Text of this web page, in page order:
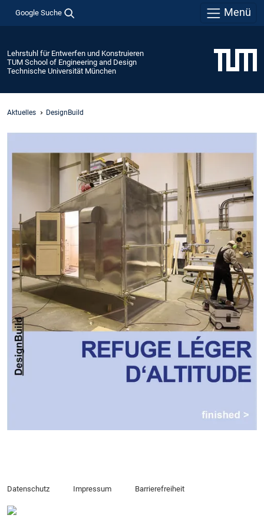
Google Suche Menü
Lehrstuhl für Entwerfen und Konstruieren
TUM School of Engineering and Design
Technische Universität München
Aktuelles DesignBuild
Datenschutz Impressum Barrierefreiheit